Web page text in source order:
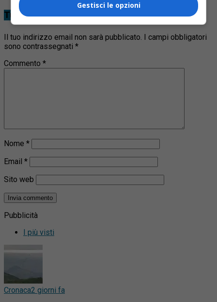
Tu cosa ne pensi?
Il tuo indirizzo email non sarà pubblicato. I campi obbligatori
sono contrassegnati *
Commento *
Nome *
Email *
Sito web
Pubblicità
I più visti
Cronaca2 giorni fa
Gestisci le opzioni